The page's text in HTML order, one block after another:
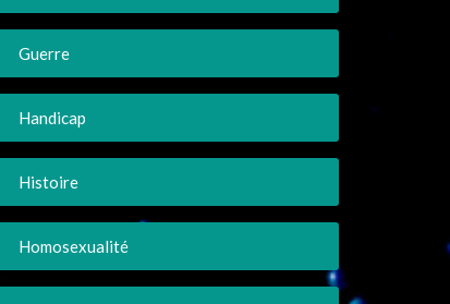
Guerre
Handicap
Histoire
Homosexualité